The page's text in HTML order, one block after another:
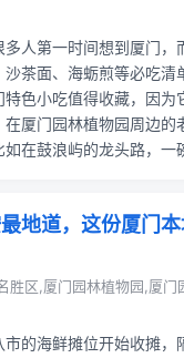
人第一时间想到厦门，
茶面、海蛎煎等必吃清
色小吃值得收藏，因为
在厦门园林植物园周边的
在鼓浪屿的龙头路，一
地道，这份厦门
胜区,厦门园林植物园,厦门
的海鲜摊位开始收摊，